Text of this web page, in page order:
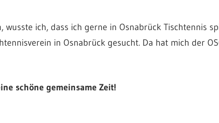
wusste ich, dass ich gerne in Osnabrück Tischtennis
in Osnabrück gesucht. Da hat mich der
schöne gemeinsame Zeit!